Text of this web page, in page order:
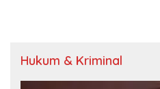
Hukum & Kriminal